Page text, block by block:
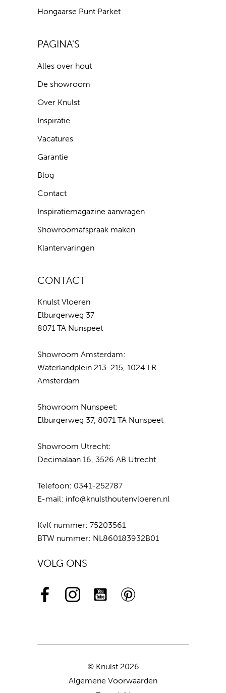
Hongaarse Punt Parket
PAGINA'S
Alles over hout
De showroom
Over Knulst
Inspiratie
Vacatures
Garantie
Blog
Contact
Inspiratiemagazine aanvragen
Showroomafspraak maken
Klantervaringen
CONTACT
Knulst Vloeren
Elburgerweg 37
8071 TA Nunspeet
Showroom Amsterdam:
Waterlandplein 213-215, 1024 LR
Amsterdam
Showroom Nunspeet:
Elburgerweg 37, 8071 TA Nunspeet
Showroom Utrecht:
Decimalaan 16, 3526 AB Utrecht
Telefoon: 0341-252787
E-mail: info@knulsthoutenvloeren.nl
KvK nummer: 75203561
BTW nummer: NL860183932B01
VOLG ONS
© Knulst 2026
Algemene Voorwaarden